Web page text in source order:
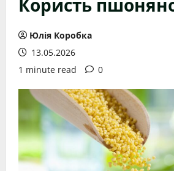
Юлія Коробка
13.05.2026
1 minute read
0